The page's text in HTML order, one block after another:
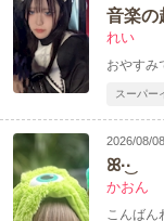
音楽の
れい
おやすみ
スーパー
2026/08/
ꕤ︎︎·͜·
かおん
こんば